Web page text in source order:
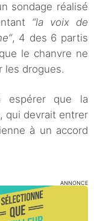
sondage réalisé
“la voix de
, 4 des 6 partis
le chanvre ne
les drogues.
espérer que la
qui devrait entrer
à un accord
ANNONCE